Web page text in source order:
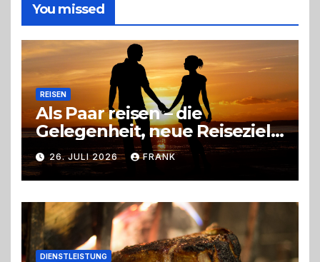
richtige
Entscheidung
You missed
REISEN
Als Paar reisen – die
Gelegenheit, neue Reiseziele
zu entdecken
26. JULI 2026 FRANK
DIENSTLEISTUNG